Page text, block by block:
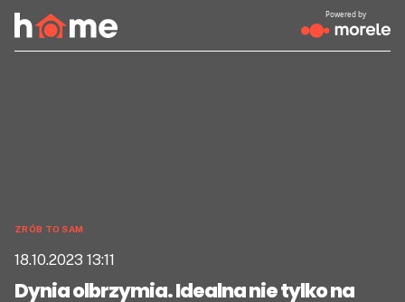
Powered by
ZRÓB TO SAM
18.10.2023 13:11
Dynia olbrzymia. Idealna nie tylko na